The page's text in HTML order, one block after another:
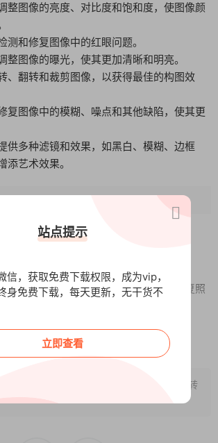
整图像的亮度、对比度和饱和度，使图像颜
测和修复图像中的红眼问题。
整图像的曝光，使其更加清晰和明亮。
、翻转和裁剪图像，以获得最佳的构图效
复图像中的模糊、噪点和其他缺陷，使其更
供多种滤镜和效果，如黑白、模糊、边框
添艺术效果。
直观友好，操作简单方便。
高效地处理照片，节省您的时间。
同时处理多张照片，提高工作效率。
多种智能优化算法，能够自动检测和修复照
Optimizer Pro 26原版制作，安装包体积
阅读全文
，转
站点提示
信，获取免费下载权限，成为vip，
身免费下载，每天更新，无干货不
立即查看